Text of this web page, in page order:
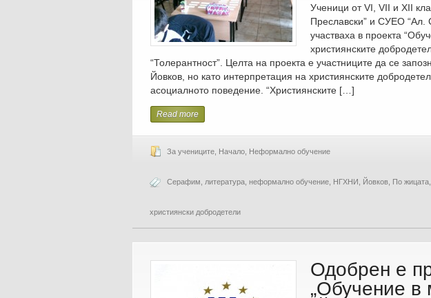
Ученици от VI, VII и XII
Преславски” и СУЕO
участваха в проекта
християнските
“Толерантност”. Целта на проекта е участниците да се
Йовков, но като интерпретация на християнските
асоциалното поведение. “Християнските […]
Read more
За учениците Начало Неформално обучение
Серафим литература неформално обучение НГХНИ Йовков По жицата
християнски добродетели
Одобрен е
„Обучение в